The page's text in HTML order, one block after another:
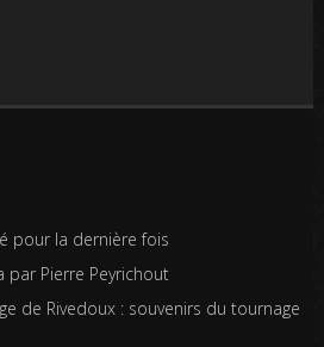
pour la dernière fois
par Pierre Peyrichout
de Rivedoux : souvenirs du tournage